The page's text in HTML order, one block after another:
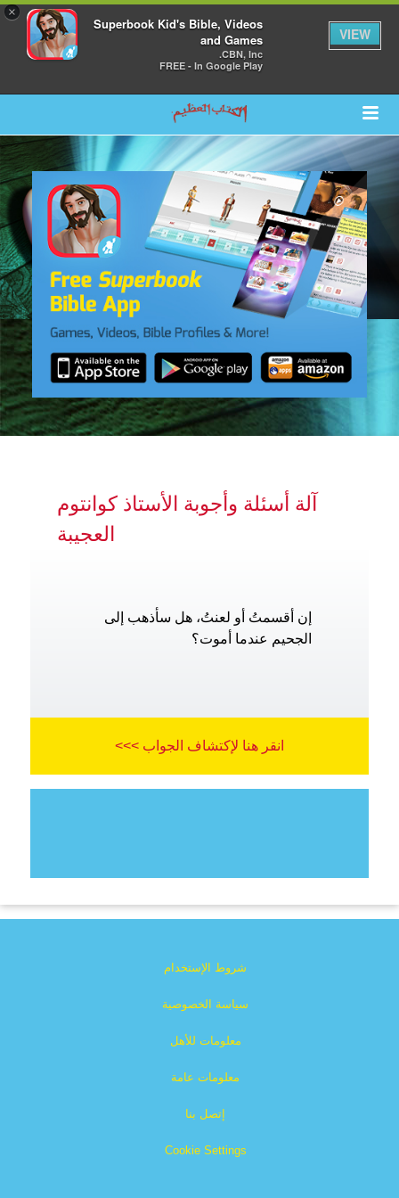
×
Superbook Kid's Bible, Videos
and Games
CBN, Inc.
FREE - In Google Play
VIEW
آلة أسئلة وأجوبة الأستاذ كوانتوم
العجيبة
إن أقسمتُ أو لعنتُ، هل سأذهب إلى
الجحيم عندما أموت؟
انقر هنا لإكتشاف الجواب >>>
شروط الإستخدام
سياسة الخصوصية
معلومات للأهل
معلومات عامة
إتصل بنا
Cookie Settings